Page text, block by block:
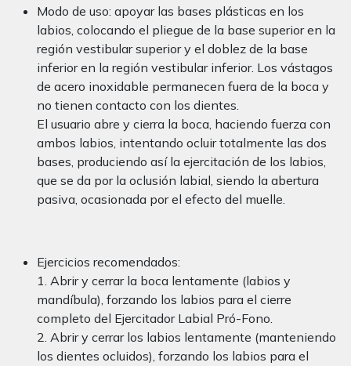
Modo de uso: apoyar las bases plásticas en los
labios, colocando el pliegue de la base superior en la
región vestibular superior y el doblez de la base
inferior en la región vestibular inferior. Los vástagos
de acero inoxidable permanecen fuera de la boca y
no tienen contacto con los dientes.
El usuario abre y cierra la boca, haciendo fuerza con
ambos labios, intentando ocluir totalmente las dos
bases, produciendo así la ejercitación de los labios,
que se da por la oclusión labial, siendo la abertura
pasiva, ocasionada por el efecto del muelle.
Ejercicios recomendados:
1. Abrir y cerrar la boca lentamente (labios y
mandíbula), forzando los labios para el cierre
completo del Ejercitador Labial Pró-Fono.
2. Abrir y cerrar los labios lentamente (manteniendo
los dientes ocluidos), forzando los labios para el